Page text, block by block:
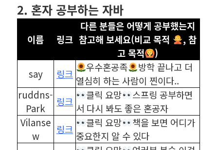
2. 혼자 공부하는 자바
이름 링크
다른 분들은 어떻게 공부했는지
참고해 보세요(비교 목적
, 참
고 목적
)
say 링크
우수혼공족
방학 끝나고 더
열심히 하는 사람이 찐이다..
ruddns-
Park
링크
클릭 요망
스프링 공부하면
서 다시 봐도 좋은 혼공자
Vilanse
w
링크
클릭 요망
책을 보면 어디가
중요한지 알 수 있다